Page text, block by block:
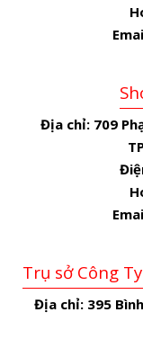
Địa chỉ: 709
Trụ sở Công
Địa chỉ: 395